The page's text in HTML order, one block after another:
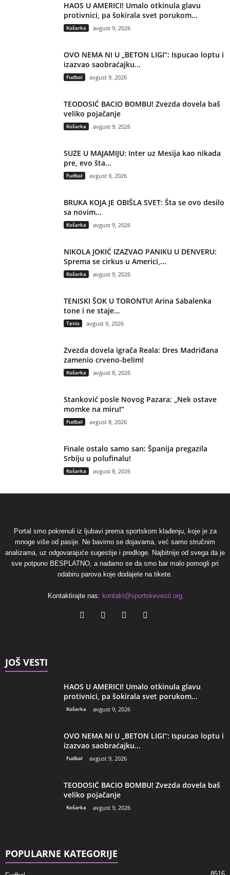
HAOS U AMERICI! Umalo otkinula glavu
protivnici, pa šokirala svet porukom...
Košarka avgust 9, 2026
OVO NEMA NI U „BETON LIGI“: Ispucao loptu i
izazvao saobraćajku...
Fudbal avgust 9, 2026
TEODOSIĆ BACIO BOMBU! Zvezda dovela baš
veliko pojačanje
Košarka avgust 9, 2026
SUZE U MAJAMIJU: Inter uz Mesija kao nikada
pre, evo šta...
Fudbal avgust 9, 2026
BRUKA KOJA JE OBIŠLA SVET: Šta se ovo desilo
sa novim...
Košarka avgust 9, 2026
NIKOLA JOKIĆ IZAZVAO PANIKU U DENVERU:
Sprema se cirkus u Americi,...
Košarka avgust 9, 2026
TENISKI ŠOK U TORONTU! Arina Sabalenka
tone i ne staje…
Tenis avgust 9, 2026
Zvezda dovela igrača Reala: Dres Madriđana
zamenio crveno-belim!
Košarka avgust 8, 2026
Stanković posle Novog Pazara: „Nek ostave
momke na miru!“
Fudbal avgust 8, 2026
Finale ostalo samo san: Španija pregazila
Srbiju u polufinalu!
Košarka avgust 8, 2026
Portal smo pokrenuli iz ljubavi prema sportskom klađenju, koje je za
mnoge više od pasije. Ne bavimo se dojavama, već samo stručnim
analizama, uz odgovarajuće sugestije i predloge. Najbitnije od svega da je
sve potpuno BESPLATNO, a nadamo se da smo bar malo pomogli pri
odabiru parova koje dodajete na tikete.
Kontaktirajte nas: kontakt@sportskevesti.org
JOŠ VESTI
HAOS U AMERICI! Umalo otkinula glavu
protivnici, pa šokirala svet porukom...
Košarka avgust 9, 2026
OVO NEMA NI U „BETON LIGI“: Ispucao loptu i
izazvao saobraćajku...
Fudbal avgust 9, 2026
TEODOSIĆ BACIO BOMBU! Zvezda dovela baš
veliko pojačanje
Košarka avgust 9, 2026
POPULARNE KATEGORIJE